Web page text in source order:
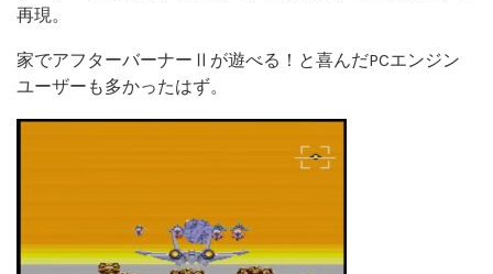
再現。
家でアフターバーナーⅡが遊べる！と喜んだPCエンジン
ユーザーも多かったはず。